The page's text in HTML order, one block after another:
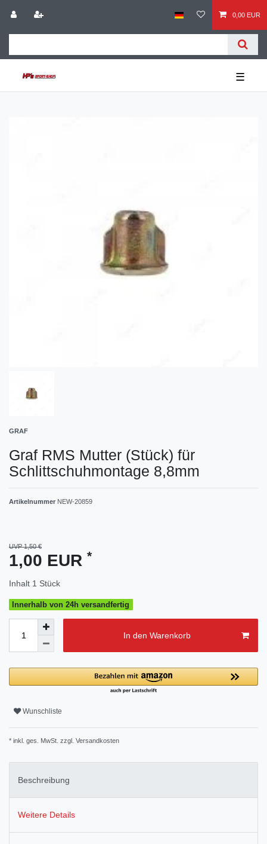
0,00 EUR
☰
GRAF
Graf RMS Mutter (Stück) für
Schlittschuhmontage 8,8mm
Artikelnummer NEW-20859
UVP 1,50 €
1,00 EUR *
Inhalt 1 Stück
Innerhalb von 24h versandfertig
In den Warenkorb
Wunschliste
* inkl. ges. MwSt. zzgl. Versandkosten
Beschreibung
Weitere Details